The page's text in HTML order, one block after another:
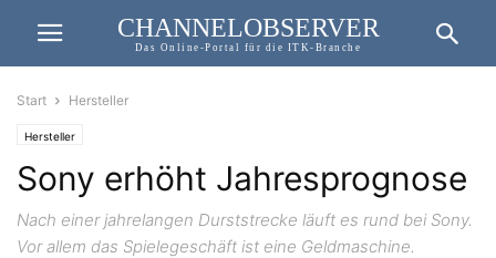
CHANNELOBSERVER
Das Online-Portal für die ITK-Branche
Start Hersteller
Hersteller
Sony erhöht Jahresprognose
Nach einer jahrelangen Durststrecke läuft es rund bei Sony.
Vor allem das Spielegeschäft ist eine Geldmaschine.